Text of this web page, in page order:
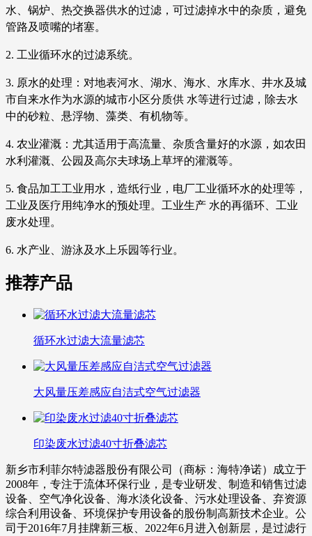
水、锅炉、热交换器供水的过滤，可过滤掉水中的杂质，避免
管路及喷嘴的堵塞。
2. 工业循环水的过滤系统。
3. 原水的处理：对地表河水、湖水、海水、水库水、井水及城
市自来水作为水源的城市小区分质供 水等进行过滤，除去水
中的砂粒、悬浮物、藻类、有机物等。
4. 农业灌溉：尤其适用于高流量、杂质含量好的水源，如农田
水利灌溉、公园及高尔夫球场上草坪的灌溉等。
5. 食品加工工业用水，造纸行业，电厂工业循环水的处理等，
工业及医疗用纯净水的预处理。工业生产 水的再循环、工业
废水处理。
6. 水产业、游泳及水上乐园等行业。
推荐产品
循环水过滤大流量滤芯
大风量压差感应自洁式空气过滤器
印染废水过滤40寸折叠滤芯
新乡市利菲尔特滤器股份有限公司（商标：海特净诺）成立于
2008年，专注于流体环保行业，是专业研发、制造和销售过滤
设备、空气净化设备、海水淡化设备、污水处理设备、弃资源
综合利用设备、环境保护专用设备的股份制高新技术企业。公
司于2016年7月挂牌新三板、2022年6月进入创新层，是过滤行